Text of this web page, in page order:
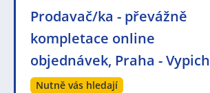
Prodavač/ka - převážně
kompletace online
objednávek, Praha - Vypich
Nutně vás hledají